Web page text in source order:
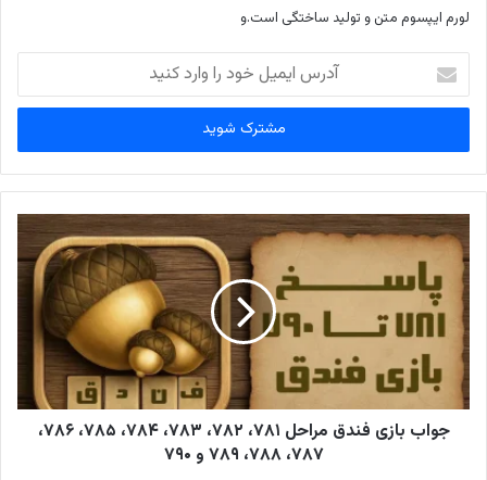
لورم ایپسوم متن و تولید ساختگی است.و
ر
ا
ی
ی
ل
خ
و
د
ر
و
ا
جواب بازی فندق مراحل ۷۸۱، ۷۸۲، ۷۸۳، ۷۸۴، ۷۸۵، ۷۸۶،
۷۸۷، ۷۸۸، ۷۸۹ و ۷۹۰